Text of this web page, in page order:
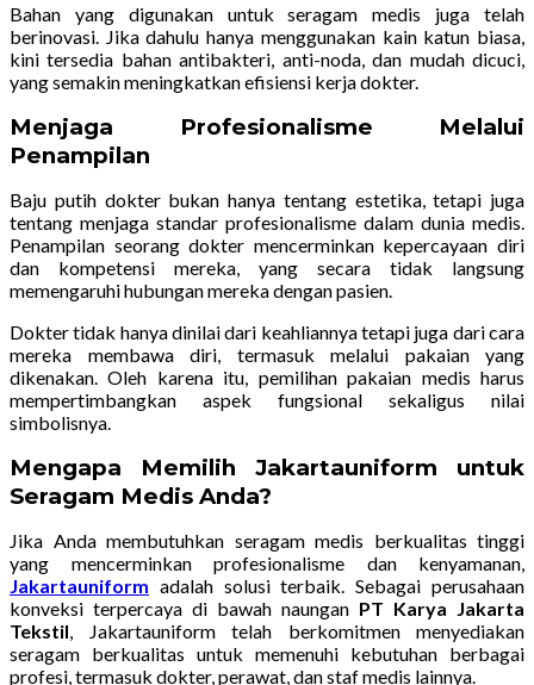
Bahan yang digunakan untuk seragam medis juga telah
berinovasi. Jika dahulu hanya menggunakan kain katun biasa,
kini tersedia bahan antibakteri, anti-noda, dan mudah dicuci,
yang semakin meningkatkan efisiensi kerja dokter.
Menjaga Profesionalisme Melalui
Penampilan
Baju putih dokter bukan hanya tentang estetika, tetapi juga
tentang menjaga standar profesionalisme dalam dunia medis.
Penampilan seorang dokter mencerminkan kepercayaan diri
dan kompetensi mereka, yang secara tidak langsung
memengaruhi hubungan mereka dengan pasien.
Dokter tidak hanya dinilai dari keahliannya tetapi juga dari cara
mereka membawa diri, termasuk melalui pakaian yang
dikenakan. Oleh karena itu, pemilihan pakaian medis harus
mempertimbangkan aspek fungsional sekaligus nilai
simbolisnya.
Mengapa Memilih Jakartauniform untuk
Seragam Medis Anda?
Jika Anda membutuhkan seragam medis berkualitas tinggi
yang mencerminkan profesionalisme dan kenyamanan,
Jakartauniform adalah solusi terbaik. Sebagai perusahaan
konveksi terpercaya di bawah naungan PT Karya Jakarta
Tekstil, Jakartauniform telah berkomitmen menyediakan
seragam berkualitas untuk memenuhi kebutuhan berbagai
profesi, termasuk dokter, perawat, dan staf medis lainnya.